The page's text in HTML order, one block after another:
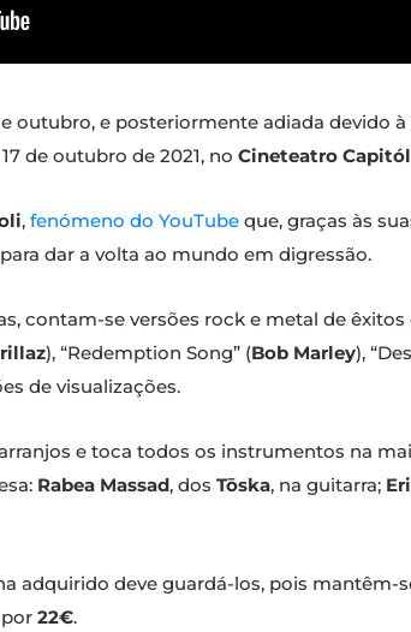
outubro, e posteriormente adiada devido
de outubro de 2021, no Cineteatro
, fenómeno do YouTube que, graças às
dar a volta ao mundo em digressão.
contam-se versões rock e metal de êxitos
), “Redemption Song” (Bob Marley),
de visualizações.
e toca todos os instrumentos na
Rabea Massad, dos Tōska, na guitarra;
adquirido deve guardá-los, pois
22€.